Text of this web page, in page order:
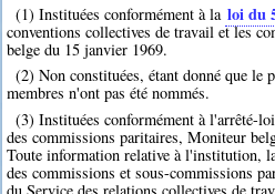
(1) Instituées conformément à la loi du
conventions collectives de travail et les
belge du 15 janvier 1969.
(2) Non constituées, étant donné que le
membres n'ont pas été nommés.
(3) Instituées conformément à l'arrêté-
des commissions paritaires, Moniteur
Toute information relative à l'institution,
des commissions et sous-commissions
du Service des relations collectives de